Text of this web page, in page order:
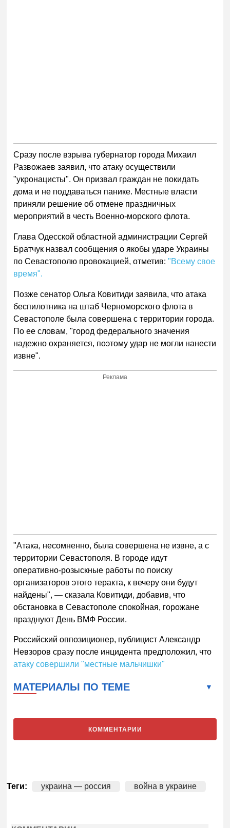
Сразу после взрыва губернатор города Михаил
Развожаев заявил, что атаку осуществили
"укронацисты". Он призвал граждан не покидать
дома и не поддаваться панике. Местные власти
приняли решение об отмене праздничных
мероприятий в честь Военно-морского флота.
Глава Одесской областной администрации Сергей
Братчук назвал сообщения о якобы ударе Украины
по Севастополю провокацией, отметив:"Всему свое
время".
Позже сенатор Ольга Ковитиди заявила, что атака
беспилотника на штаб Черноморского флота в
Севастополе была совершена с территории города.
По ее словам, "город федерального значения
надежно охраняется, поэтому удар не могли нанести
извне".
Реклама
"Атака, несомненно, была совершена не извне, а с
территории Севастополя. В городе идут
оперативно-розыскные работы по поиску
организаторов этого теракта, к вечеру они будут
найдены", — сказала Ковитиди, добавив, что
обстановка в Севастополе спокойная, горожане
празднуют День ВМФ России.
Российский оппозиционер, публицист Александр
Невзоров сразу после инцидента предположил, что
атаку совершили "местные мальчишки"
МАТЕРИАЛЫ ПО ТЕМЕ
КОММЕНТАРИИ
Теги: украина — россия война в украине